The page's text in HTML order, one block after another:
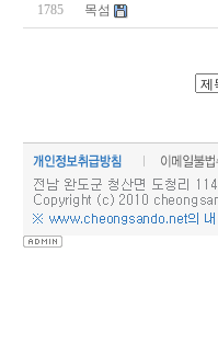
1785 목섬